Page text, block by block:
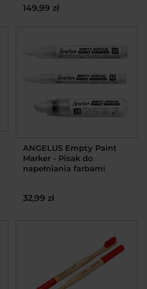
149,99 zł
ANGELUS Empty Paint
Marker - Pisak do
napełniania farbami
32,99 zł